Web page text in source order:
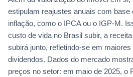
estipulam reajustes anuais com base
inflação, como o IPCA ou o IGP-M.
custo de vida no Brasil subir, a
subirá junto, refletindo-se em
dividendos. Dados do mercado
preços no setor: em maio de 2025, o